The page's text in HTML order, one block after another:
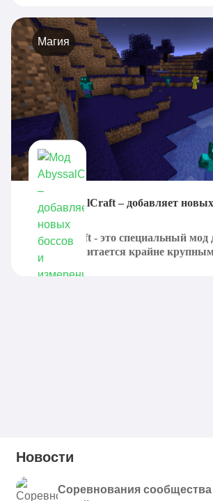
Магия
Мод AbyssalCraft – добавляет
измерения
AbyssalCraft - это специальный
который считается крайне
Новости
Соревнования сообщества